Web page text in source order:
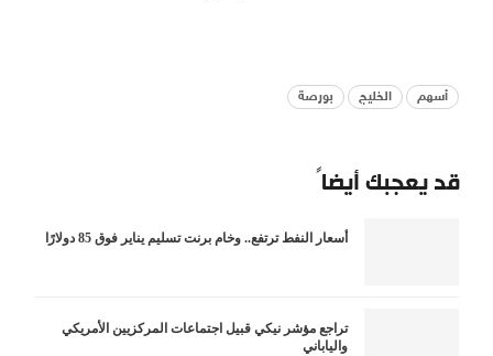
أسهم الخليج بورصة
قد يعجبك أيضاً
أسعار النفط ترتفع.. وخام برنت تسليم يناير فوق 85 دولارًا
تراجع مؤشر نيكي قبيل اجتماعات المركزيين الأمريكي
والياباني